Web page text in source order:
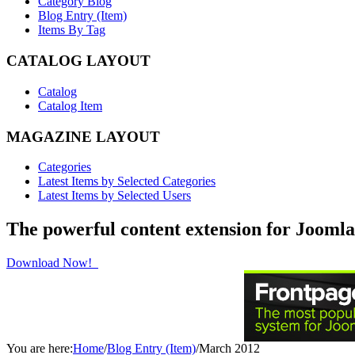
Blog Entry (Item)
Items By Tag
CATALOG LAYOUT
Catalog
Catalog Item
MAGAZINE LAYOUT
Categories
Latest Items by Selected Categories
Latest Items by Selected Users
The powerful content extension for
Download Now!
You are here:Home/Blog Entry (Item)/March 2012